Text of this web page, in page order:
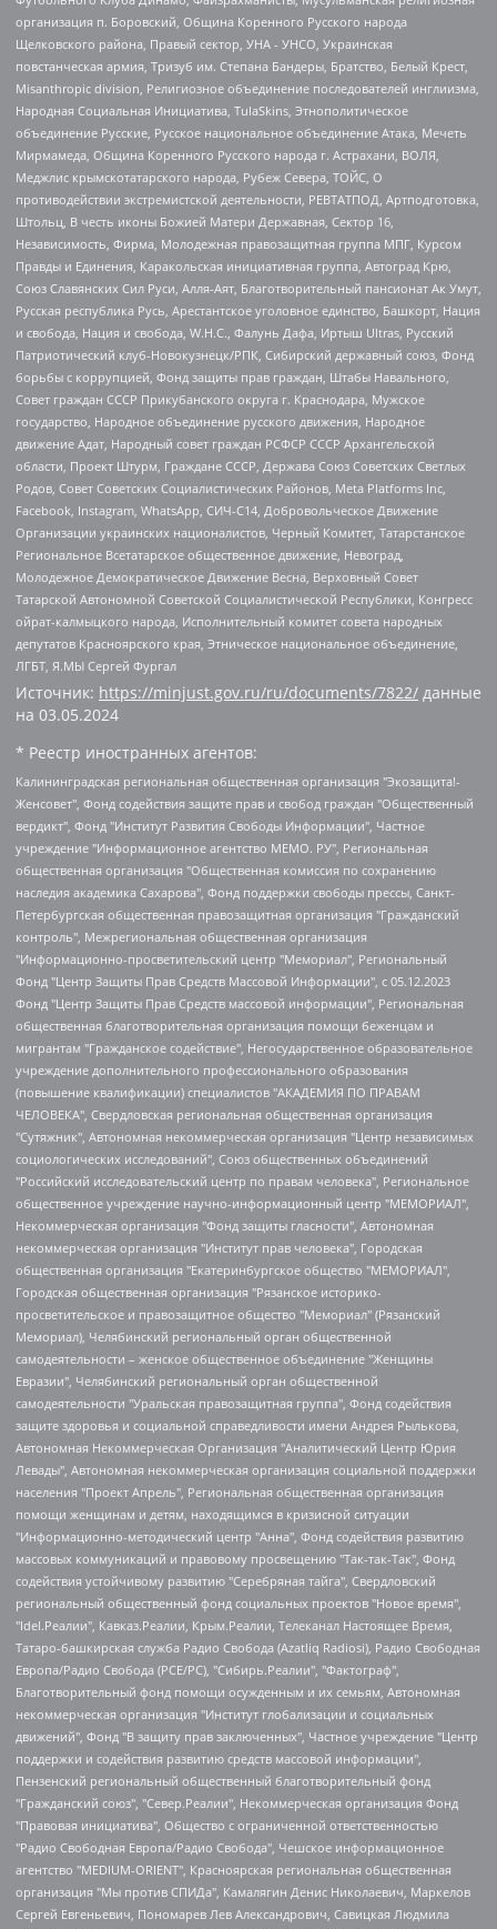
организация п. Боровский, Община Коренного Русского народа
Щелковского района, Правый сектор, УНА - УНСО, Украинская
повстанческая армия, Тризуб им. Степана Бандеры, Братство, Белый Крест,
Misanthropic division, Религиозное объединение последователей инглиизма,
Народная Социальная Инициатива, TulaSkins, Этнополитическое
объединение Русские, Русское национальное объединение Атака, Мечеть
Мирмамеда, Община Коренного Русского народа г. Астрахани, ВОЛЯ,
Меджлис крымскотатарского народа, Рубеж Севера, ТОЙС, О
противодействии экстремистской деятельности, РЕВТАТПОД, Артподготовка,
Штольц, В честь иконы Божией Матери Державная, Сектор 16,
Независимость, Фирма, Молодежная правозащитная группа МПГ, Курсом
Правды и Единения, Каракольская инициативная группа, Автоград Крю,
Союз Славянских Сил Руси, Алля-Аят, Благотворительный пансионат Ак Умут,
Русская республика Русь, Арестантское уголовное единство, Башкорт, Нация
и свобода, Нация и свобода, W.H.С., Фалунь Дафа, Иртыш Ultras, Русский
Патриотический клуб-Новокузнецк/РПК, Сибирский державный союз, Фонд
борьбы с коррупцией, Фонд защиты прав граждан, Штабы Навального,
Совет граждан СССР Прикубанского округа г. Краснодара, Мужское
государство, Народное объединение русского движения, Народное
движение Адат, Народный совет граждан РСФСР СССР Архангельской
области, Проект Штурм, Граждане СССР, Держава Союз Советских Светлых
Родов, Совет Советских Социалистических Районов, Meta Platforms Inc,
Facebook, Instagram, WhatsApp, СИЧ-С14, Добровольческое Движение
Организации украинских националистов, Черный Комитет, Татарстанское
Региональное Всетатарское общественное движение, Невоград,
Молодежное Демократическое Движение Весна, Верховный Совет
Татарской Автономной Советской Социалистической Республики, Конгресс
ойрат-калмыцкого народа, Исполнительный комитет совета народных
депутатов Красноярского края, Этническое национальное объединение,
ЛГБТ, Я.МЫ Сергей Фургал
Источник: https://minjust.gov.ru/ru/documents/7822/ данные
на 03.05.2024
* Реестр иностранных агентов:
Калининградская региональная общественная организация "Экозащита!-Женсовет", Фонд содействия защите прав и свобод граждан "Общественный вердикт", Фонд "Институт Развития Свободы Информации", Частное учреждение "Информационное агентство МЕМО. РУ", Региональная общественная организация "Общественная комиссия по сохранению наследия академика Сахарова", Фонд поддержки свободы прессы, Санкт-Петербургская общественная правозащитная организация "Гражданский контроль", Межрегиональная общественная организация "Информационно-просветительский центр "Мемориал", Региональный Фонд "Центр Защиты Прав Средств Массовой Информации", с 05.12.2023 Фонд "Центр Защиты Прав Средств массовой информации", Региональная общественная благотворительная организация помощи беженцам и мигрантам "Гражданское содействие", Негосударственное образовательное учреждение дополнительного профессионального образования (повышение квалификации) специалистов "АКАДЕМИЯ ПО ПРАВАМ ЧЕЛОВЕКА", Свердловская региональная общественная организация "Сутяжник", Автономная некоммерческая организация "Центр независимых социологических исследований", Союз общественных объединений "Российский исследовательский центр по правам человека", Региональное общественное учреждение научно-информационный центр "МЕМОРИАЛ", Некоммерческая организация "Фонд защиты гласности", Автономная некоммерческая организация "Институт прав человека", Городская общественная организация "Екатеринбургское общество "МЕМОРИАЛ", Городская общественная организация "Рязанское историко-просветительское и правозащитное общество "Мемориал" (Рязанский Мемориал), Челябинский региональный орган общественной самодеятельности – женское общественное объединение "Женщины Евразии", Челябинский региональный орган общественной самодеятельности "Уральская правозащитная группа", Фонд содействия защите здоровья и социальной справедливости имени Андрея Рылькова, Автономная Некоммерческая Организация "Аналитический Центр Юрия Левады", Автономная некоммерческая организация социальной поддержки населения "Проект Апрель", Региональная общественная организация помощи женщинам и детям, находящимся в кризисной ситуации "Информационно-методический центр "Анна", Фонд содействия развитию массовых коммуникаций и правовому просвещению "Так-так-Так", Фонд содействия устойчивому развитию "Серебряная тайга", Свердловский региональный общественный фонд социальных проектов "Новое время", "Idel.Реалии", Кавказ.Реалии, Крым.Реалии, Телеканал Настоящее Время, Татаро-башкирская служба Радио Свобода (Azatliq Radiosi), Радио Свободная Европа/Радио Свобода (PCE/PC), "Сибирь.Реалии", "Фактограф", Благотворительный фонд помощи осужденным и их семьям, Автономная некоммерческая организация "Институт глобализации и социальных движений", Фонд "В защиту прав заключенных", Частное учреждение "Центр поддержки и содействия развитию средств массовой информации", Пензенский региональный общественный благотворительный фонд "Гражданский союз", "Север.Реалии", Некоммерческая организация Фонд "Правовая инициатива", Общество с ограниченной ответственностью "Радио Свободная Европа/Радио Свобода", Чешское информационное агентство "MEDIUM-ORIENT", Красноярская региональная общественная организация "Мы против СПИДа", Камалягин Денис Николаевич, Маркелов Сергей Евгеньевич, Пономарев Лев Александрович, Савицкая Людмила Алексеевна, Автономная некоммерческая организация "Центр по работе с проблемой насилия "НАСИЛИЮ.НЕТ", Межрегиональный профессиональный союз работников здравоохранения "Альянс врачей", Юридическое лицо, зарегистрированное в Латвийской Республике, SIA "Medusa Project" (регистрационный номер 40103797863, дата регистрации 10.06.2014), Некоммерческая организация "Фонд по борьбе с коррупцией", Автономная некоммерческая организация "Институт права и публичной политики", Баданин Роман Сергеевич, Гликин Максим Александрович, Железнова Мария Михайловна, Лукьянова Юлия Сергеевна, Маетная Елизавета Витальевна, Маняхин Петр Борисович, Чуракова Ольга Владимировна, Ярош Юлия Петровна, Юридическое лицо "The Insider SIA", зарегистрированное в Риге, Латвийская Республика (дата регистрации 26.06.2015), являющееся администратором доменного имени интернет-издания "The Insider SIA", https://theins.ru, Постернак Алексей Евгеньевич, Рубин Михаил Аркадьевич, Анин Роман Александрович, Юридическое лицо Istories fonds, зарегистрированное в Латвийской Республике (регистрационный номер 50008295751, дата регистрации 24.02.2020), Великовский Дмитрий Александрович, Долинина Ирина Николаевна, Мароховская Алеся Алексеевна, Шлейнов Роман Юрьевич, Шмагун Олеся Валентиновна, Общество с ограниченной ответственностью "Альтаир 2021", Общество с ограниченной ответственностью "Вега 2021", Общество с ограниченной ответственностью "Главный редактор 2021", Общество с ограниченной ответственностью "Ромашки монолит", Важенков Артем Валерьевич, Ивановская областная общественная организация "Центр гендерных исследований", Гурман Юрий Альбертович, Медиапроект "ОВД-Инфо", Егоров Владимир Владимирович, Жилинский Владимир Александрович, Общество с ограниченной ответственностью "ЗП", Иванова София Юрьевна, Карезина Инна Павловна, Кильтау Екатерина Викторовна, Петров Алексей Викторович, Пискунов Сергей Евгеньевич, Смирнов Сергей Сергеевич, Тихонов Михаил Сергеевич, Общество с ограниченной ответственностью "ЖУРНАЛИСТ-ИНОСТРАННЫЙ АГЕНТ", Арапова Галина Юрьевна, Вольтская Татьяна Анатольевна, Американская компания "Mason G.E.S. Anonymous Foundation" (США), являющаяся владельцем интернет-издания https://mnews.world/, Компания "Stichting Bellingcat", зарегистрированная в Нидерландах (дата регистрации 11.07.2018), Захаров Андрей Вячеславович, Клепиковская Екатерина Дмитриевна, Общество с ограниченной ответственностью "МЕМО", Перл Роман Александрович, Симонов Евгений Алексеевич, Соловьева Елена Анатольевна, Сотников Даниил Владимирович, Сурначева Елизавета Дмитриевна, Автономная некоммерческая организация по защите прав человека и информированию населения "Якутия – Наше Мнение", Общество с ограниченной ответственностью "Москоу диджитал медиа", с 26.01.2023 Общество с ограниченной ответственностью "Чайка Белые сады", Ветошкина Валерия Валерьевна, Заговора Максим Александрович, Межрегиональное общественное движение "Российская ЛГБТ - сеть", Оленичев Максим Владимирович, Павлов Иван Юрьевич, Скворцова Елена Сергеевна, Общество с ограниченной ответственностью "Как бы инагент", Кочетков Игорь Викторович, Общество с ограниченной ответственностью "Честные выборы", Еланчик Олег Александрович, Общество с ограниченной ответственностью "Нобелевский призыв", Гималова Регина Эмилевна, Григорьев Андрей Валерьевич, Григорьева Алина Александровна, Ассоциация по содействию защите прав призывников, альтернативнослужащих и военнослужащих "Правозащитная группа "Гражданин.Армия.Право", Хисамова Регина Фаритовна, Автономная некоммерческая организация по реализации социально-правовых программ "Лилит", Дальневосточное общественное движение "Маяк", Санкт-Петербургская ЛГБТ-инициативная группа "Выход", Инициативная группа ЛГБТ+ "Реверс", Алексеев Андрей Викторович, Бекбулатова Таисия Львовна, Беляев Иван Михайлович, Владыкина Елена Сергеевна, Гельман Марат Александрович, Никульшина Вероника Юрьевна, Толоконникова Надежда Андреевна, Шендерович Виктор Анатольевич, Общество с ограниченной ответственностью "Данное сообщение", Общество с ограниченной ответственностью Издательский дом "Новая глава", Айнбиндер Александра Александровна, Московский комьюнити-центр для ЛГБТ+инициатив, Благотворительный фонд развития филантропии, Deutsche Welle (Германия, Kurt-Schumacher-Strasse 3, 53113 Bonn), Борзунова Мария Михайловна, Воробьев Виктор Викторович, Голубева Анна Львовна, Константинова Алла Михайловна, Малкова Ирина Владимировна, Мурадов Мурад Абдулгалимович, Осетинская Елизавета Николаевна, Понасенков Евгений Николаевич, Ганапольский Матвей Юрьевич, Киселев Евгений Алексеевич, Борухович Ирина Григорьевна, Дремин Иван Тимофеевич, Дубровский Дмитрий Викторович, Красноярская региональная общественная организация поддержки и развития альтернативных образовательных технологий и межкультурных коммуникаций "ИНТЕРРА", Маяковская Екатерина Алексеевна, Фейгин Марк Захарович, Филимонов Андрей Викторович, Дзугкоева Регина Николаевна, Доброхотов Роман Александрович, Дудь Юрий Александрович, Елкин Сергей Владимирович, Кругликов Кирилл Игоревич, Сабунаева Мария Леонидовна, Семенов Алексей Владимирович, Шаинян Карен Багратович, Шульман Екатерина Михайловна, Асафьев Артур Валерьевич, Вахштайн Виктор Семенович, Венедиктов Алексей Алексеевич, Лушникова Екатерина Евгеньевна, Волков Леонид Михайлович, Невзоров Александр Глебович, Пархоменко Сергей Борисович, Сироткин Ярослав Николаевич, Кара-Мурза Владимир Владимирович, Баранова Наталья Владимировна, Гозман Леонид Яковлевич, Кагарлицкий Борис Юльевич, Климарев Михаил Валерьевич, Милов Владимир Станиславович, Автономная некоммерческая организация Краснодарский центр современного искусства "Типография", Моргенштерн Алишер Тагирович, Соболь Любовь Эдуардовна, Общество с ограниченной ответственностью "ЛИЗА НОРМ", Каспаров Гарри Кимович, Ходорковский Михаил Борисович, Общество с ограниченной ответственностью "Апрельские тезисы", Данилович Ирина Брониславовна, Кашин Олег Владимирович, Петров Николай Владимирович, Пивоваров Алексей Владимирович, Соколов Михаил Владимирович, Цветкова Юлия Владимировна, Чичваркин Евгений Александрович, Комитет против пыток/Команда против пыток, Общество с ограниченной ответственностью "Первый научный", Общество с ограниченной ответственностью "Вертолет и ко", Белоцерковская Вероника Борисовна, Кац Максим Евгеньевич, Лазарева Татьяна Юрьевна, Шаведдинов Руслан Табризович, Яшин Илья Валерьевич, Общество с ограниченной ответственностью "Иноагент ААВ", Алешковский Дмитрий Петрович, Альбац Евгения Марковна, Быков Дмитрий Львович, Галямина Юлия Евгеньевна, Лойко Сергей Леонидович, Мартынов Кирилл Константинович, Медведев Сергей Александрович, Крашенинников Федор Геннадиевич, Гордеева Катерина Вл